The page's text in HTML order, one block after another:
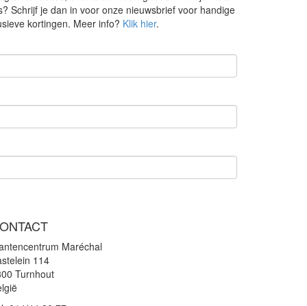
Schrijf je dan in voor onze nieuwsbrief voor handige
kortingen. Meer info? Klik hier.
Maréchal
114
Turnhout